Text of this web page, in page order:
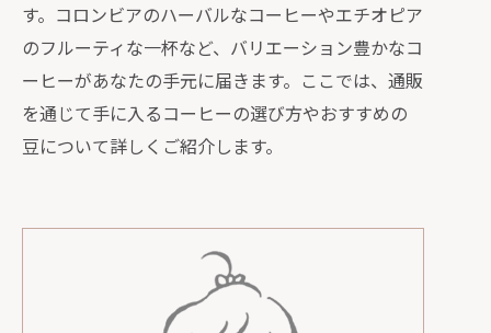
す。コロンビアのハーバルなコーヒーやエチオピア
のフルーティな一杯など、バリエーション豊かなコ
ーヒーがあなたの手元に届きます。ここでは、通販
を通じて手に入るコーヒーの選び方やおすすめの
豆について詳しくご紹介します。